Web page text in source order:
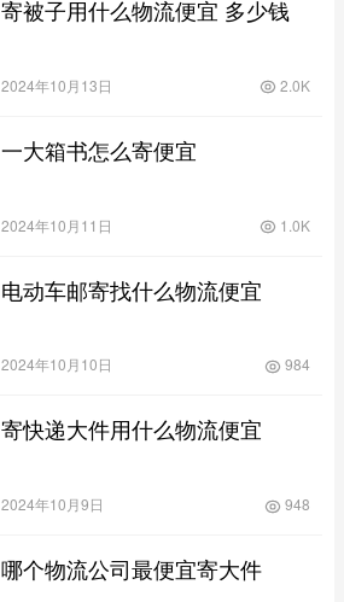
寄被子用什么物流便宜 多少钱
2024年10月13日 2.0K
一大箱书怎么寄便宜
2024年10月11日 1.0K
电动车邮寄找什么物流便宜
2024年10月10日 984
寄快递大件用什么物流便宜
2024年10月9日 948
哪个物流公司最便宜寄大件